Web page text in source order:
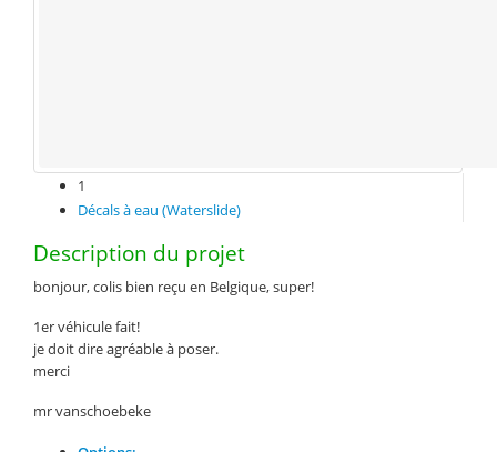
1
Décals à eau (Waterslide)
Description du projet
bonjour, colis bien reçu en Belgique, super!
1er véhicule fait!
je doit dire agréable à poser.
merci
mr vanschoebeke